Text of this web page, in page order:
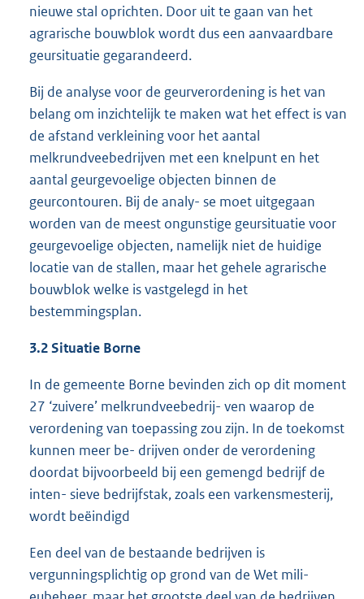
nieuwe stal oprichten. Door uit te gaan van het
agrarische bouwblok wordt dus een aanvaardbare
geursituatie gegarandeerd.
Bij de analyse voor de geurverordening is het van
belang om inzichtelijk te maken wat het effect is van
de afstand verkleining voor het aantal
melkrundveebedrijven met een knelpunt en het
aantal geurgevoelige objecten binnen de
geurcontouren. Bij de analy- se moet uitgegaan
worden van de meest ongunstige geursituatie voor
geurgevoelige objecten, namelijk niet de huidige
locatie van de stallen, maar het gehele agrarische
bouwblok welke is vastgelegd in het
bestemmingsplan.
3.2 Situatie Borne
In de gemeente Borne bevinden zich op dit moment
27 ‘zuivere’ melkrundveebedrij- ven waarop de
verordening van toepassing zou zijn. In de toekomst
kunnen meer be- drijven onder de verordening
doordat bijvoorbeeld bij een gemengd bedrijf de
inten- sieve bedrijfstak, zoals een varkensmesterij,
wordt beëindigd
Een deel van de bestaande bedrijven is
vergunningsplichtig op grond van de Wet mili-